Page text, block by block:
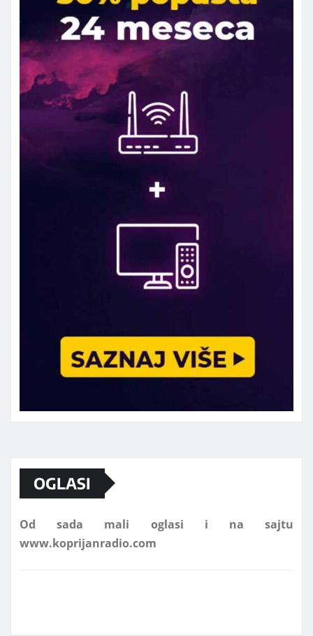
OGLASI
Od sada mali oglasi i na sajtu